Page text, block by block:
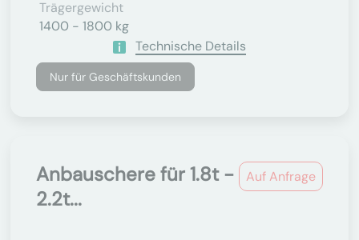
Trägergewicht
1400 - 1800 kg
Technische Details
Nur für Geschäftskunden
Auf Anfrage
Anbauschere für 1.8t -
2.2t...